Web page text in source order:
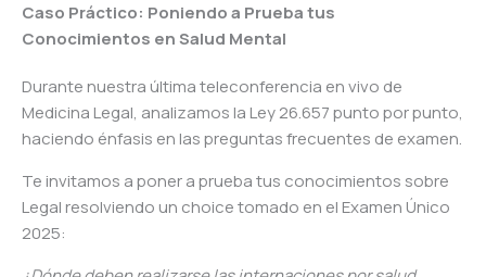
Caso Práctico: Poniendo a Prueba tus
Conocimientos en Salud Mental
Durante nuestra última teleconferencia en vivo de
Medicina Legal, analizamos la Ley 26.657 punto por punto,
haciendo énfasis en las preguntas frecuentes de examen.
Te invitamos a poner a prueba tus conocimientos sobre
Legal resolviendo un choice tomado en el Examen Único
2025: